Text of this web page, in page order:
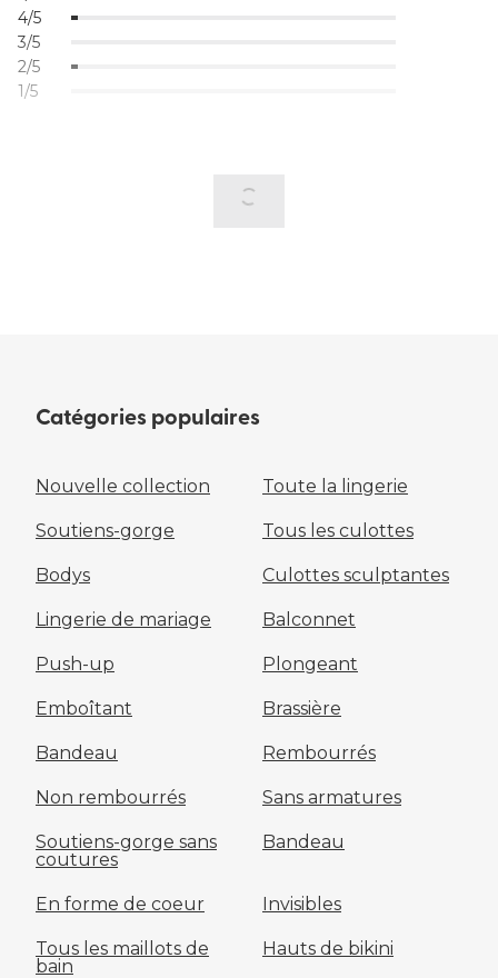
4/5
3/5
2/5
1/5
Catégories populaires
Nouvelle collection Toute la lingerie
Soutiens-gorge Tous les culottes
Bodys Culottes sculptantes
Lingerie de mariage Balconnet
Push-up Plongeant
Emboîtant Brassière
Bandeau Rembourrés
Non rembourrés Sans armatures
Soutiens-gorge sans
coutures
Bandeau
En forme de coeur Invisibles
Tous les maillots de
bain
Hauts de bikini